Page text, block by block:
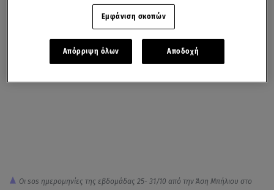
Οι sos ημερομηνίες της εβδομάδας 25- 31/10 από την Άση Μπήλιου στο
Εμφάνιση σκοπών
Απόρριψη όλων Αποδοχή